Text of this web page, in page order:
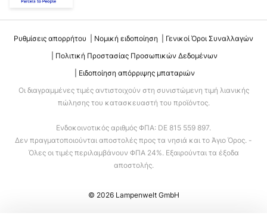
Ρυθμίσεις απορρήτου Νομική ειδοποίηση
Γενικοί Όροι Συναλλαγών
Πολιτική Προστασίας Προσωπικών Δεδομένων
Ειδοποίηση απόρριψης μπαταριών
Οι διαγραμμένες τιμές αντιστοιχούν στη συνιστώμενη τιμή λιανικής
πώλησης του κατασκευαστή του προϊόντος.
Ενδοκοινοτικός αριθμός ΦΠΑ: DE 815 559 897.
Δεν πραγματοποιούνται αποστολές προς τα νησιά και το Άγιο Όρος. -
Όλες οι τιμές περιλαμβάνουν ΦΠΑ 24%. Εξαιρούνται τα έξοδα
αποστολής.
© 2026 Lampenwelt GmbH